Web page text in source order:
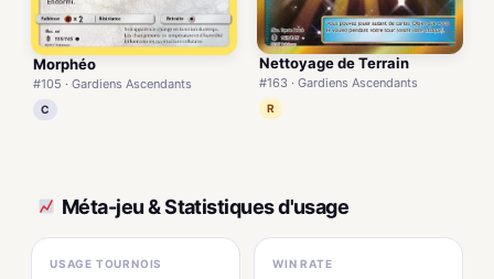
Morphéo
#105 · Gardiens Ascendants
C
Nettoyage de Terrain
#163 · Gardiens Ascendants
R
Méta-jeu & Statistiques d'usage
USAGE TOURNOIS WIN RATE